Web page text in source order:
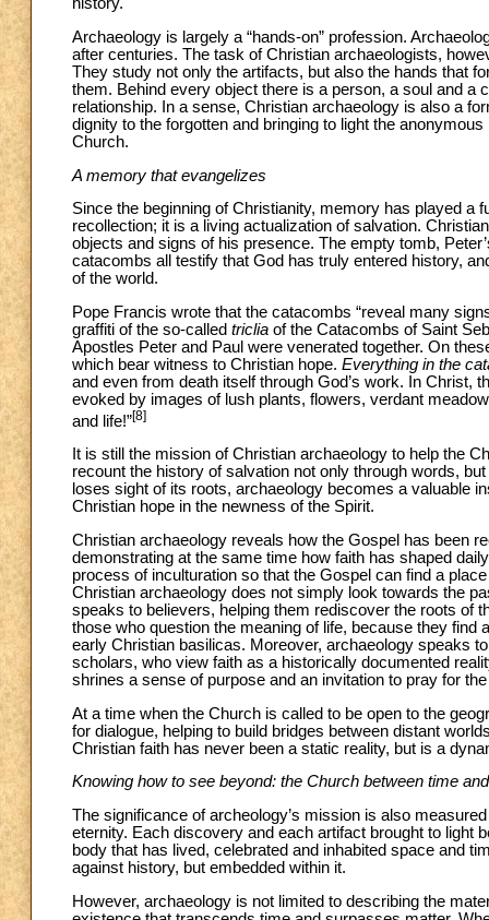
history.
Archaeology is largely a “hands-on” profession.
after centuries. The task of Christian archaeologists,
They study not only the artifacts, but also the hands that
them. Behind every object there is a person, a soul and a
relationship. In a sense, Christian archaeology is also a
dignity to the forgotten and bringing to light the
Church.
A memory that evangelizes
Since the beginning of Christianity, memory has played a
recollection; it is a living actualization of salvation.
objects and signs of his presence. The empty tomb,
catacombs all testify that God has truly entered history,
of the world.
Pope Francis wrote that the catacombs “reveal many
graffiti of the so-called triclia of the Catacombs of Saint
Apostles Peter and Paul were venerated together. On
which bear witness to Christian hope. Everything in the
and even from death itself through God’s work. In Christ,
evoked by images of lush plants, flowers, verdant
and life!”[8]
It is still the mission of Christian archaeology to help the
recount the history of salvation not only through words,
loses sight of its roots, archaeology becomes a valuable
Christian hope in the newness of the Spirit.
Christian archaeology reveals how the Gospel has been
demonstrating at the same time how faith has shaped
process of inculturation so that the Gospel can find a
Christian archaeology does not simply look towards the
speaks to believers, helping them rediscover the roots of
those who question the meaning of life, because they
early Christian basilicas. Moreover, archaeology speaks
scholars, who view faith as a historically documented
shrines a sense of purpose and an invitation to pray for
At a time when the Church is called to be open to the
for dialogue, helping to build bridges between distant
Christian faith has never been a static reality, but is a
Knowing how to see beyond: the Church between time
The significance of archeology’s mission is also
eternity. Each discovery and each artifact brought to light
body that has lived, celebrated and inhabited space and
against history, but embedded within it.
However, archaeology is not limited to describing the